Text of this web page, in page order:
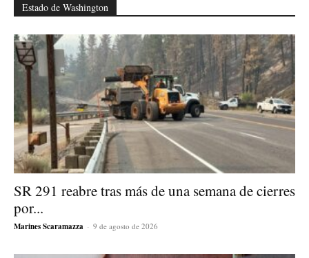
Estado de Washington
SR 291 reabre tras más de una semana de cierres
por...
Marines Scaramazza - 9 de agosto de 2026